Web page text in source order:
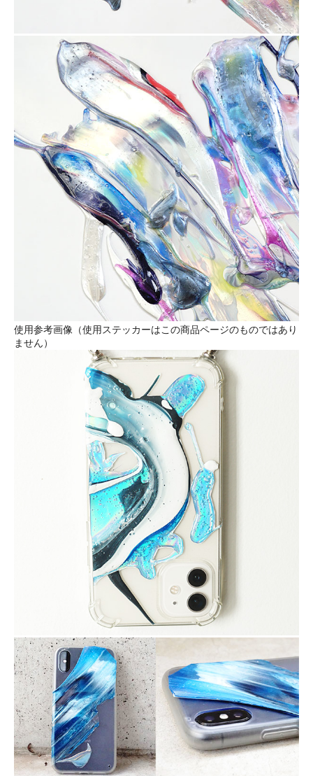
使用参考画像（使用ステッカーはこの商品ページのものではあり
ません）